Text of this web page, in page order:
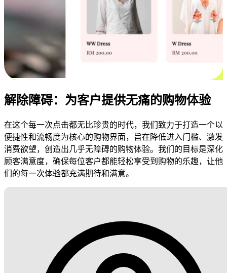
解除障碍：为客户提供无痛的购物体验
在这个每一次点击都无比珍贵的时代，我们致力于打造一个以
便捷性和流畅度为核心的购物界面，旨在降低进入门槛、激发
消费欲望，创造出几乎无障碍的购物体验。我们的目标是深化
顾客满意度，确保每位客户都能轻松享受到购物的乐趣，让他
们的每一次体验都充满期待和满意。